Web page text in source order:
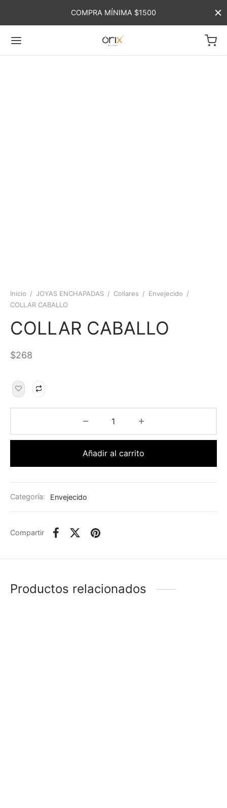
COMPRA MÍNIMA $1500
Inicio / JOYAS ENCHAPADAS / Collares / Envejecido /
COLLAR CABALLO
COLLAR CABALLO
$268
Añadir al carrito
Categoría: Envejecido
Compartir
Productos relacionados